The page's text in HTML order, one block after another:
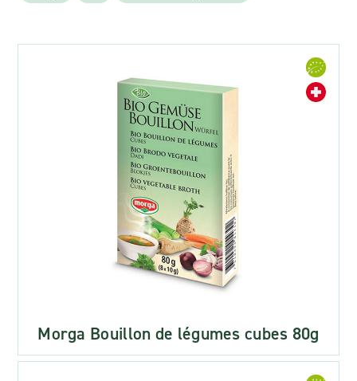
Morga Bouillon de légumes cubes 80g